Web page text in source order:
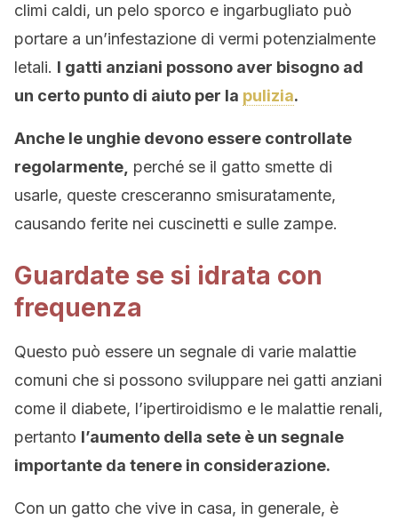
climi caldi, un pelo sporco e ingarbugliato può
portare a un’infestazione di vermi potenzialmente
letali. I gatti anziani possono aver bisogno ad
un certo punto di aiuto per la pulizia.
Anche le unghie devono essere controllate
regolarmente, perché se il gatto smette di
usarle, queste cresceranno smisuratamente,
causando ferite nei cuscinetti e sulle zampe.
Guardate se si idrata con
frequenza
Questo può essere un segnale di varie malattie
comuni che si possono sviluppare nei gatti anziani
come il diabete, l’ipertiroidismo e le malattie renali,
pertanto l’aumento della sete è un segnale
importante da tenere in considerazione.
Con un gatto che vive in casa, in generale, è